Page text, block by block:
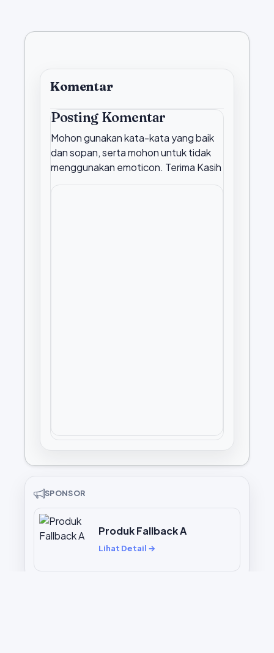
Komentar
Posting Komentar
Mohon gunakan kata-kata yang baik
dan sopan, serta mohon untuk tidak
menggunakan emoticon. Terima Kasih
SPONSOR
Produk Fallback A
Lihat Detail →